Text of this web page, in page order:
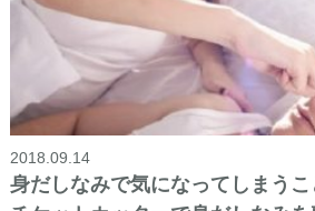
2018.09.14
身だしなみで気になってしまう